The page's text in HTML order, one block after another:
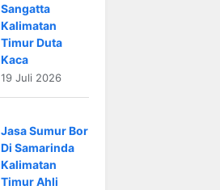
Sangatta
Kalimatan
Timur Duta
Kaca
19 Juli 2026
Jasa Sumur Bor
Di Samarinda
Kalimatan
Timur Ahli